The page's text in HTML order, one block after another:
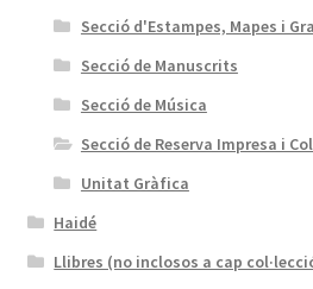
Secció d'Estampes, Mapes i
Secció de Manuscrits
Secció de Música
Secció de Reserva Impresa i
Unitat Gràfica
Haidé
Llibres (no inclosos a cap